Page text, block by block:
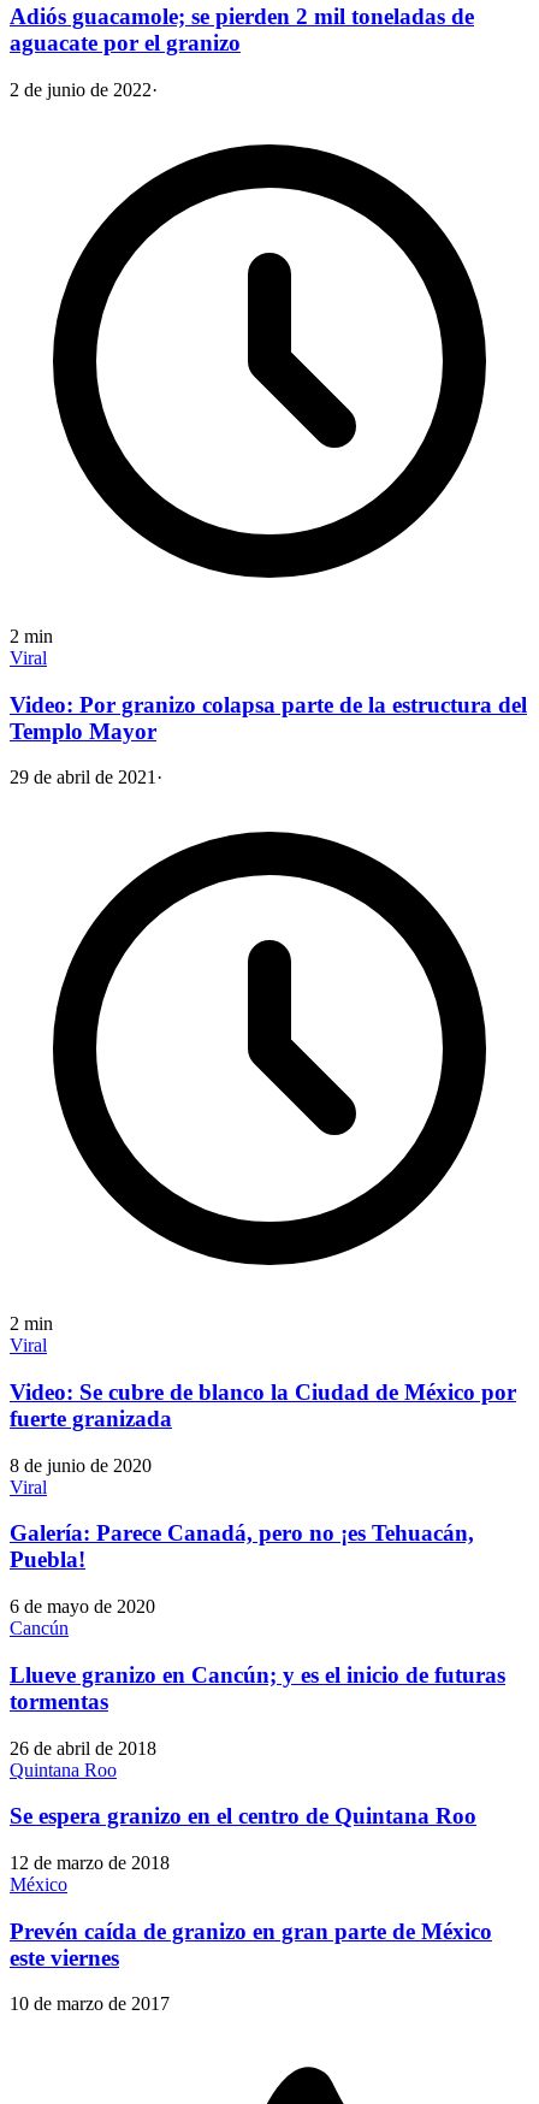
Adiós guacamole; se pierden 2 mil toneladas de
aguacate por el granizo
2 de junio de 2022·
2 min
Viral
Video: Por granizo colapsa parte de la estructura del
Templo Mayor
29 de abril de 2021 ·
2 min
Viral
Video: Se cubre de blanco la Ciudad de México por
fuerte granizada
8 de junio de 2020
Viral
Galería: Parece Canadá, pero no ¡es Tehuacán,
Puebla!
6 de mayo de 2020
Cancún
Llueve granizo en Cancún; y es el inicio de futuras
tormentas
26 de abril de 2018
Quintana Roo
Se espera granizo en el centro de Quintana Roo
12 de marzo de 2018
México
Prevén caída de granizo en gran parte de México
este viernes
10 de marzo de 2017